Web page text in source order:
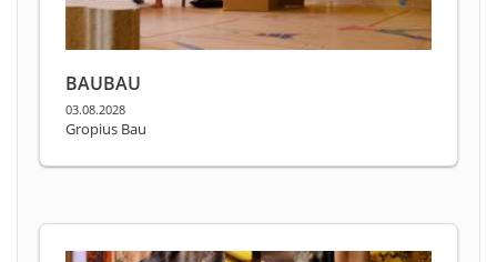
BAUBAU
03.08.2028
Gropius Bau